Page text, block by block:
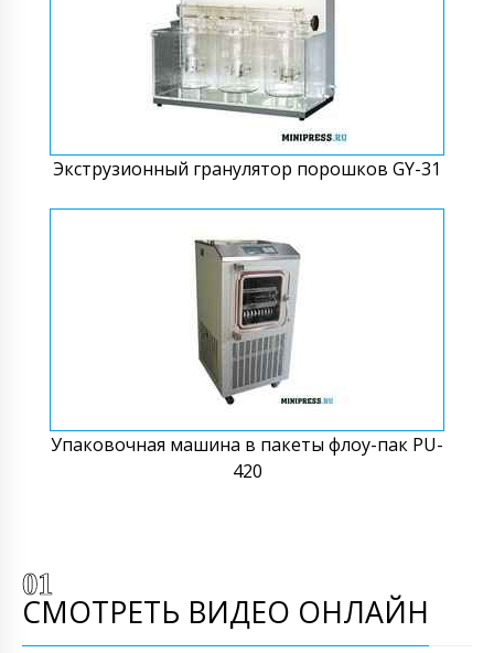
Экструзионный гранулятор порошков GY-31
Упаковочная машина в пакеты флоу-пак PU-
420
СМОТРЕТЬ ВИДЕО ОНЛАЙН